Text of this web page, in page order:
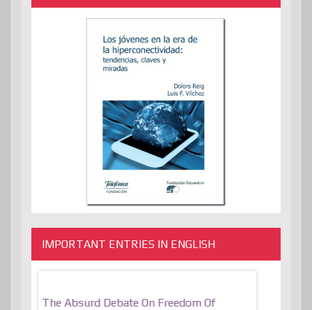
IMPORTANT ENTRIES IN ENGLISH
The Absurd Debate On Freedom Of